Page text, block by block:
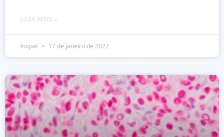
LEIA MAIS »
Inopat 17 de janeiro de 2022